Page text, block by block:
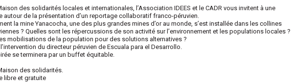
des solidarités locales et internationales, l’Association IDEES et le CADR vous invitent à une
autour de la présentation d’un reportage collaboratif franco-péruvien.
la mine Yanacocha, une des plus grandes mines d’or au monde, s’est installée dans les collines
? Quelles sont les répercussions de son activité sur l’environnement et les populations locales ?
mobilisations de la population pour des solutions alternatives ?
du directeur péruvien de Escuala para el Desarrollo.
se terminera par un buffet équitable.
des solidarités.
libre et gratuite